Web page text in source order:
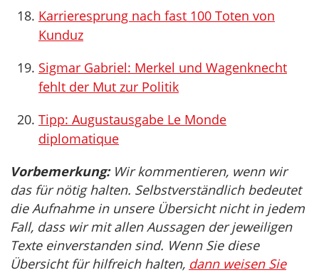
Karrieresprung nach fast 100 Toten von
Kunduz
Sigmar Gabriel: Merkel und Wagenknecht
fehlt der Mut zur Politik
Tipp: Augustausgabe Le Monde
diplomatique
Vorbemerkung:Wir kommentieren, wenn wir
das für nötig halten. Selbstverständlich bedeutet
die Aufnahme in unsere Übersicht nicht in jedem
Fall, dass wir mit allen Aussagen der jeweiligen
Texte einverstanden sind. Wenn Sie diese
Übersicht für hilfreich halten, dann weisen Sie